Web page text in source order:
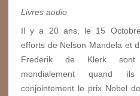
Livres audio
Il y a 20 ans, le 15
efforts de Nelson Mandela et
Frederik de Klerk sont
mondialement quand ils
conjointement le prix Nobel